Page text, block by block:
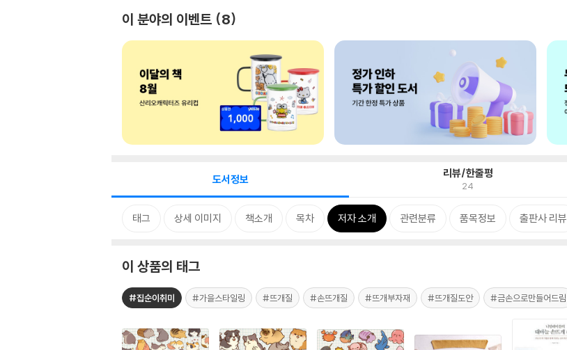
이 분야의 이벤트 8
도서정보 리뷰/한줄평
24
태그 상세 이미지 책소개 목차 저자 소개 관련분류 품목정보 출판사 리뷰
이 상품의 태그
#집순이취미 #가을스타일링 #뜨개질 #손뜨개질 #뜨개부자재 #뜨개질도안 #금손으로만들어드림